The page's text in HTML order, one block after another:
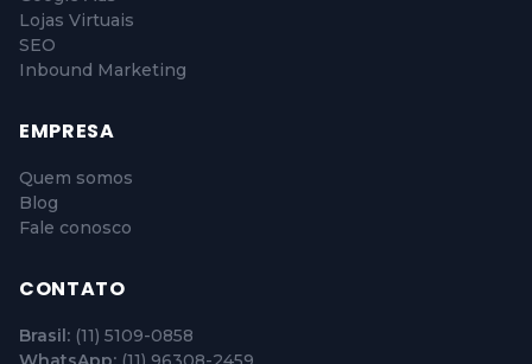
Lojas Virtuais
SEO
Inbound Marketing
EMPRESA
Quem somos
Blog
Fale conosco
CONTATO
Brasil: (11) 5109-0858